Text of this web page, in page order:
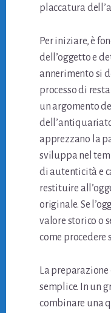
placcatura
Per iniziare, è
dell’oggetto e
annerimento si
processo di
un argomento
apprezzano la
sviluppa nel
di autenticità e
restituire
originale. Se
valore storico o
come procedere
La
semplice. In un
combinare una